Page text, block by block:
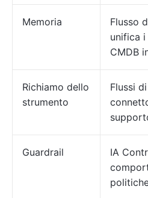
Memoria
Flusso
unifica i
CMDB
Richiamo dello
strumento
Flussi
Guardrail
IA